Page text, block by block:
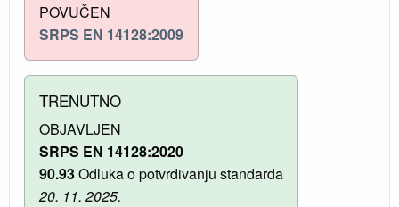
POVUČEN
SRPS EN 14128:2009
TRENUTNO
OBJAVLJEN
SRPS EN 14128:2020
90.93Odluka o potvrđivanju standarda
20. 11. 2025.